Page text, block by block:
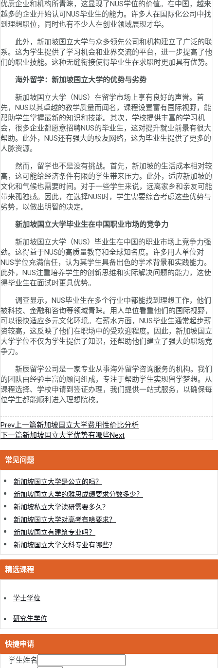
优质企业和机构所青睐，这显现了NUS学位的价值。在中国，越来
越多的企业开始认可NUS毕业生的能力。许多人在国际化公司中找
到理想职位，同时也有不少人在创业领域展现才华。
此外，新加坡国立大学与众多领先公司和机构建立了广泛的联
系。这为学生提供了学习机会和业界交流的平台，进一步提高了他
们的职业技能。这种无缝衔接使得毕业生在求职时更加具有优势。
海外留学：新加坡国立大学的优势与劣势
新加坡国立大学（NUS）在留学市场上享有良好的声誉。首
先，NUS以其卓越的教学质量而闻名，课程设置富有国际视野，能
帮助学生掌握最新的知识和技能。其次，学校提供丰富的学习机
会，很多企业都愿意招聘NUS的毕业生，这对提升就业前景有很大
帮助。此外，NUS还有强大的校友网络，这为毕业生提供了更多的
人脉资源。
然而，留学也不是没有挑战。首先，新加坡的生活成本相对较
高，这可能给经济条件有限的学生带来压力。此外，适应新加坡的
文化和气候也需要时间。对于一些学生来说，远离家乡和亲友可能
带来孤独感。因此，在选择NUS时，学生需要综合考虑这些优势与
劣势，以做出明智的决定。
新加坡国立大学毕业生在中国职业市场的竞争力
新加坡国立大学（NUS）毕业生在中国的职业市场上竞争力强
劲。这得益于NUS的高质量教育和全球知名度。许多用人单位对
NUS学位充满信任，认为其学生具备出色的学术背景和实践能力。
此外，NUS注重培养学生的创新思维和实际解决问题的能力，这使
得毕业生在面试时更具优势。
调查显示，NUS毕业生在多个行业中都能找到理想工作，他们
被科技、金融和咨询等领域青睐。用人单位看重他们的国际视野，
可以很快适应多元文化环境。在薪水方面，NUS毕业生通常起步薪
资较高，这反映了他们在职场中的受欢迎程度。因此，新加坡国立
大学学位不仅为学生提供了知识，还帮助他们建立了强大的职场竞
争力。
新辰留学公司是一家专业从事海外留学咨询服务的机构。我们
的团队由经验丰富的顾问组成，专注于帮助学生实现留学梦想。从
课程选择、学校申请到签证办理，我们提供一站式服务，以确保每
位学生都能顺利进入理想院校。
Prev上一篇新加坡国立大学费用性价比分析
下一篇新加坡国立大学优势有哪些Next
常见问题
新加坡国立大学是公立的吗？
新加坡国立大学的雅思成绩要求分数多少？
新加坡私立大学读研需要多久？
新加坡国立大学对高考有啥要求？
新加坡国立有建筑专业吗？
新加坡国立大学文科专业有哪些？
精选课程
学士学位
研究生学位
快捷申请
学生姓名